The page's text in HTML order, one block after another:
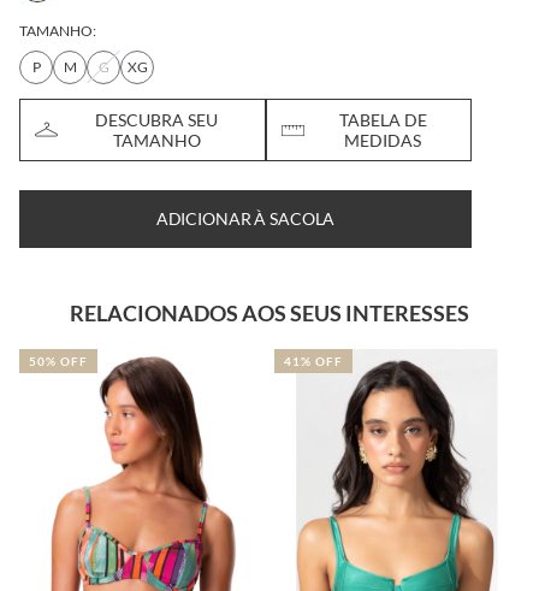
TAMANHO:
P
M G XG
DESCUBRA SEU
TAMANHO
TABELA DE
MEDIDAS
ADICIONAR À SACOLA
RELACIONADOS AOS SEUS INTERESSES
50% OFF 41% OFF